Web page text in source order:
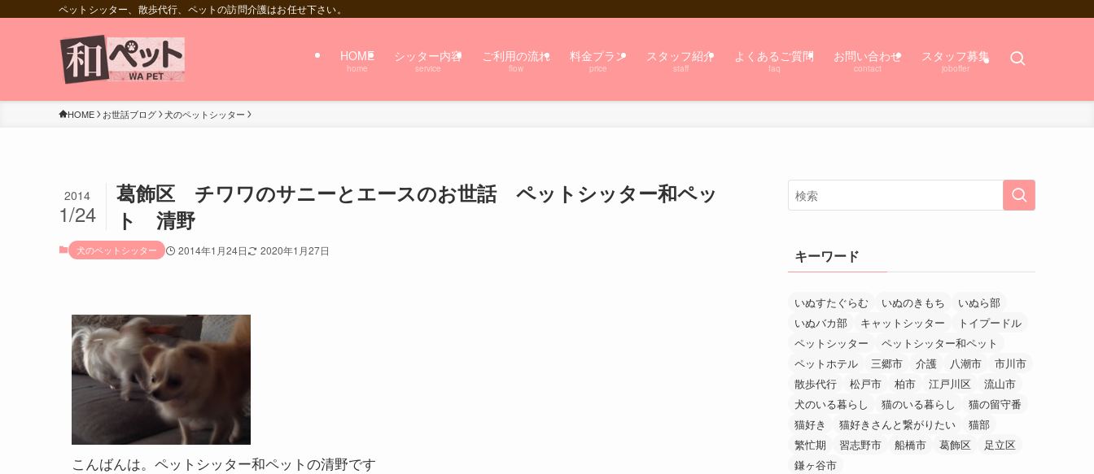
ペットシッター、散歩代行、ペットの訪問介護はお任せ下さい。
HOME
home
シッター内容
service
ご利用の流れ
flow
料金プラン
price
スタッフ紹介
staff
よくあるご質問
faq
お問い合わせ
contact
スタッフ募集
joboffer
HOME お世話ブログ 犬のペットシッター
葛飾区 チワワのサニーとエースのお世話 ペットシッター和ペッ
ト 清野
2014
1/24
犬のペットシッター 2014年1月24日 2020年1月27日
こんばんは。ペットシッター和ペットの清野です
キーワード
いぬすたぐらむ いぬのきもち
いぬら部
いぬバカ部
キャットシッター
トイプードル
ペットシッター
ペットシッター和ペット
ペットホテル
三郷市 介護 八潮市
市川市
散歩代行
松戸市 柏市 江戸川区
流山市
犬のいる暮らし
猫のいる暮らし
猫の留守番
猫好き
猫好きさんと繋がりたい
猫部
繁忙期
習志野市 船橋市 葛飾区
足立区
鎌ヶ谷市